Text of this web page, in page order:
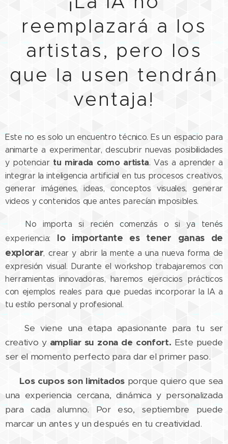
reemplazará a los
artistas, pero los
que la usen tendrán
ventaja!
Este no es solo un encuentro técnico. Es un espacio para
animarte a experimentar, descubrir nuevas posibilidades
y potenciar tu mirada como artista. Vas a aprender a
integrar la inteligencia artificial en tus procesos creativos,
generar imágenes, ideas, conceptos visuales, generar
videos y contenidos que antes parecían imposibles.
🌟 No importa si recién comenzás o si ya tenés
experiencia: lo importante es tener ganas de
explorar, crear y abrir la mente a una nueva forma de
expresión visual. Durante el workshop trabajaremos con
herramientas innovadoras, haremos ejercicios prácticos
con ejemplos reales para que puedas incorporar la IA a
tu estilo personal y profesional.
🚀 Se viene una etapa apasionante para tu ser
creativo y ampliar su zona de confort. Este puede
ser el momento perfecto para dar el primer paso.
Los cupos son limitados porque quiero que sea
una experiencia cercana, dinámica y personalizada
para cada alumno. Por eso, septiembre puede
marcar un antes y un después en tu creatividad.